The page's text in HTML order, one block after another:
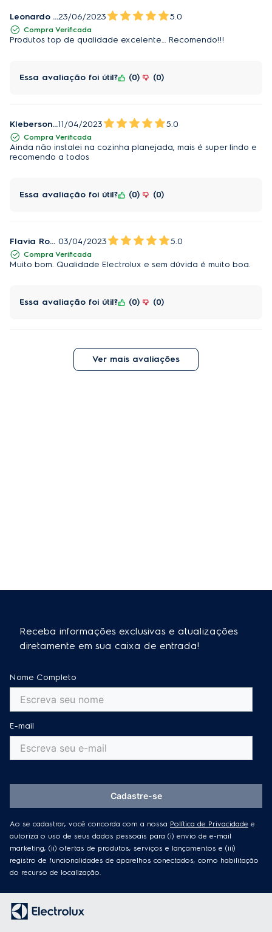
Leonardo Valentim23/06/2023 5.0
Compra Verificada
Produtos top de qualidade excelente… Recomendo!!!
Essa avaliação foi útil? 0 0
Kleberson Souza da silva11/04/2023 5.0
Compra Verificada
Ainda não instalei na cozinha planejada, mais é super lindo e
recomendo a todos
Essa avaliação foi útil? 0 0
Flavia Rocha 03/04/2023 5.0
Compra Verificada
Muito bom. Qualidade Electrolux e sem dúvida é muito boa.
Essa avaliação foi útil? 0 0
Ver mais avaliações
Receba informações exclusivas e atualizações
diretamente em sua caixa de entrada!
Nome Completo
E-mail
Ao se cadastrar, você concorda com a nossa Política de Privacidade e
autoriza o uso de seus dados pessoais para (i) envio de e-mail
marketing, (ii) ofertas de produtos, serviços e lançamentos e (iii)
registro de funcionalidades de aparelhos conectados, como habilitação
do recurso de localização.
Cadastre-se